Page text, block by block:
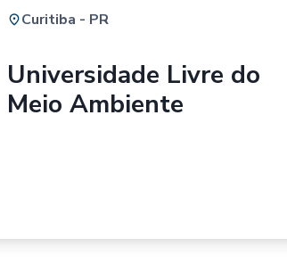
Curitiba - PR
Universidade Livre do
Meio Ambiente